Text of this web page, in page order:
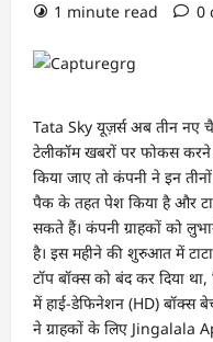
1 minute read
0
Tata Sky यूज़र्स अब तीन
टेलीकॉम खबरों पर फोकस करने
किया जाए तो कंपनी ने इन
पैक के तहत पेश किया है और
सकते हैं। कंपनी ग्राहकों को
है। इस महीने की शुरुआत में
टॉप बॉक्स को बंद कर दिया
में हाई-डेफिनेशन (HD) बॉक्स
ने ग्राहकों के लिए